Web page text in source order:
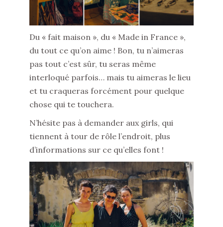
Du « fait maison », du « Made in France »,
du tout ce qu’on aime ! Bon, tu n’aimeras
pas tout c’est sûr, tu seras même
interloqué parfois… mais tu aimeras le lieu
et tu craqueras forcément pour quelque
chose qui te touchera.
N’hésite pas à demander aux girls, qui
tiennent à tour de rôle l’endroit, plus
d’informations sur ce qu’elles font !